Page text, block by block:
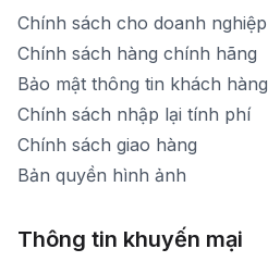
Chính sách cho doanh nghiệp
Chính sách hàng chính hãng
Bảo mật thông tin khách hàng
Chính sách nhập lại tính phí
Chính sách giao hàng
Bản quyền hình ảnh
Thông tin khuyến mại